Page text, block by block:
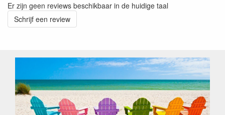
Er zijn geen reviews beschikbaar in de huidige taal
Schrijf een review